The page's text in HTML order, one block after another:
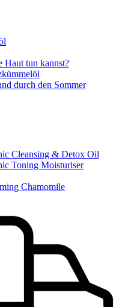
Haut tun kannst?
durch den Sommer
Cleansing & Detox Oil
Toning Moisturiser
Chamomile